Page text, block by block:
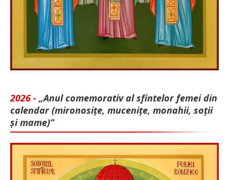
2026 - „Anul comemorativ al sfintelor femei din
calendar (mironosițe, mu­cenițe, monahii, soții
și mame)”